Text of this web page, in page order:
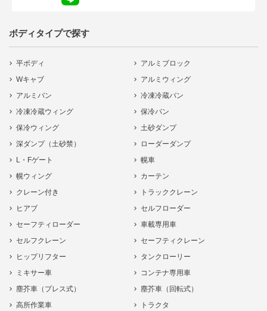
ボディタイプで探す
平ボディ
アルミブロック
Wキャブ
アルミウィング
アルミバン
冷凍冷蔵バン
冷凍冷蔵ウィング
保冷バン
保冷ウィング
土砂ダンプ
深ダンプ（土砂禁）
ローダーダンプ
L・Fゲート
幌車
幌ウィング
カーテン
クレーン付き
トラッククレーン
ヒアブ
セルフローダー
セーフティローダー
車載専用車
セルフクレーン
セーフティクレーン
ヒップリフター
タンクローリー
ミキサー車
コンテナ専用車
塵芥車（プレス式）
塵芥車（回転式）
高所作業車
トラクタ